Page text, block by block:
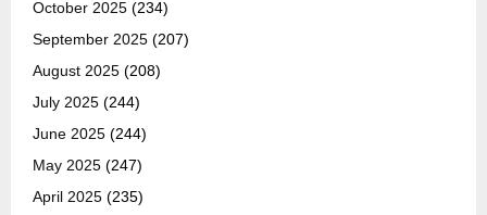
October 2025 (234)
September 2025 (207)
August 2025 (208)
July 2025 (244)
June 2025 (244)
May 2025 (247)
April 2025 (235)